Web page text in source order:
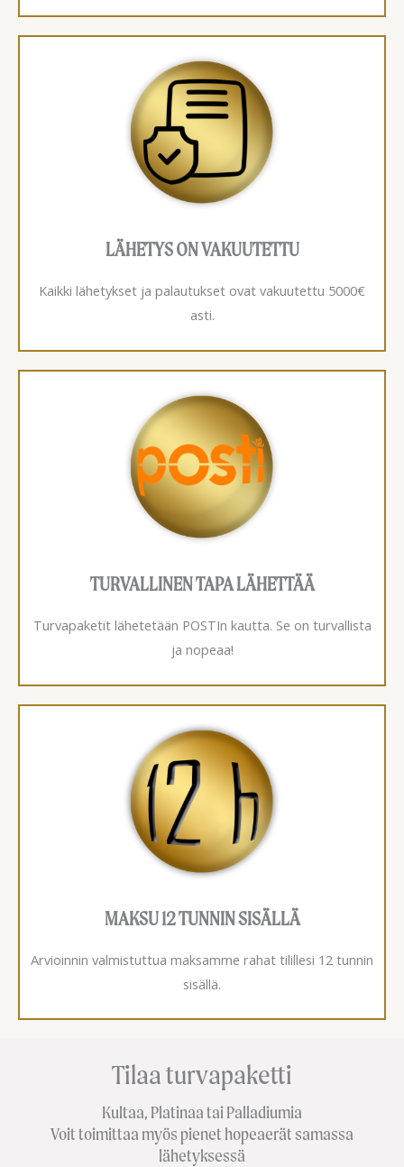
LÄHETYS ON VAKUUTETTU
Kaikki lähetykset ja palautukset ovat vakuutettu 5000€
asti.
TURVALLINEN TAPA LÄHETTÄÄ
Turvapaketit lähetetään POSTIn kautta. Se on turvallista
ja nopeaa!
MAKSU 12 TUNNIN SISÄLLÄ
Arvioinnin valmistuttua maksamme rahat tilillesi 12 tunnin
sisällä.
Tilaa turvapaketti
Kultaa, Platinaa tai Palladiumia
Voit toimittaa myös pienet hopeaerät samassa
lähetyksessä